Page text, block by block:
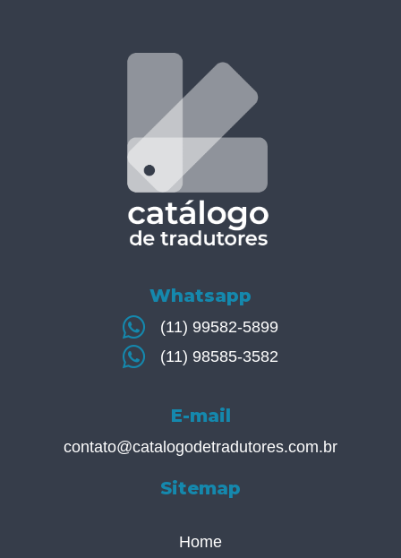
Whatsapp
(11) 99582-5899
(11) 98585-3582
E-mail
contato@catalogodetradutores.com.br
Sitemap
Home